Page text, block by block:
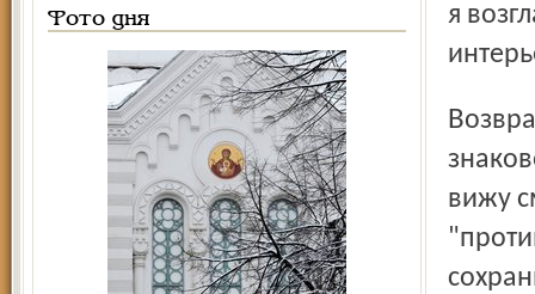
Фото дня
я
Возвращение иконы в монастырь - событие неслучайное,
вижу